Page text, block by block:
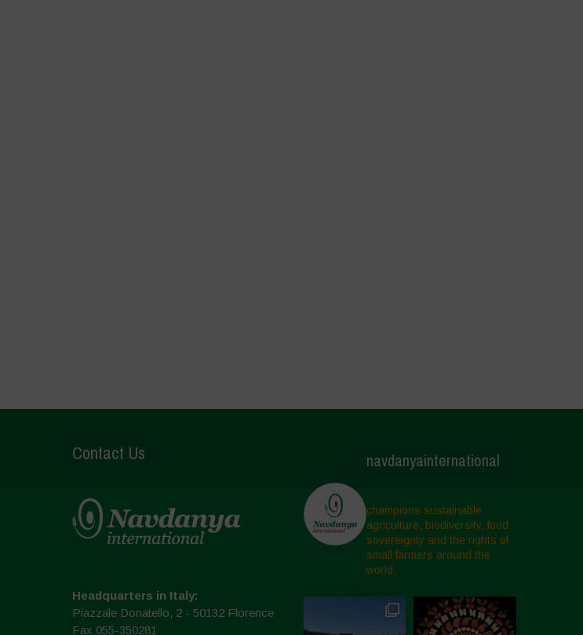
Contact Us
Headquarters in Italy:
Piazzale Donatello, 2 - 50132 Florence
Fax 055-350281
navdanyainternational
champions sustainable
agriculture, biodiversity, food
sovereignty and the rights of
small farmers around the
world.